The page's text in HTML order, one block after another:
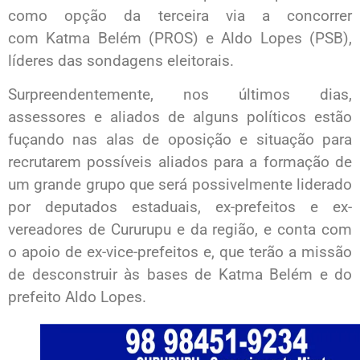
como opção da terceira via a concorrer
com Katma Belém (PROS) e Aldo Lopes (PSB),
líderes das sondagens eleitorais.
Surpreendentemente, nos últimos dias,
assessores e aliados de alguns políticos estão
fuçando nas alas de oposição e situação para
recrutarem possíveis aliados para a formação de
um grande grupo que será possivelmente liderado
por deputados estaduais, ex-prefeitos e ex-
vereadores de Cururupu e da região, e conta com
o apoio de ex-vice-prefeitos e, que terão a missão
de desconstruir às bases de Katma Belém e do
prefeito Aldo Lopes.